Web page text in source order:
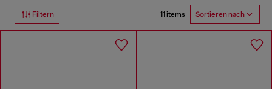
Filtern 11 items Sortieren nach